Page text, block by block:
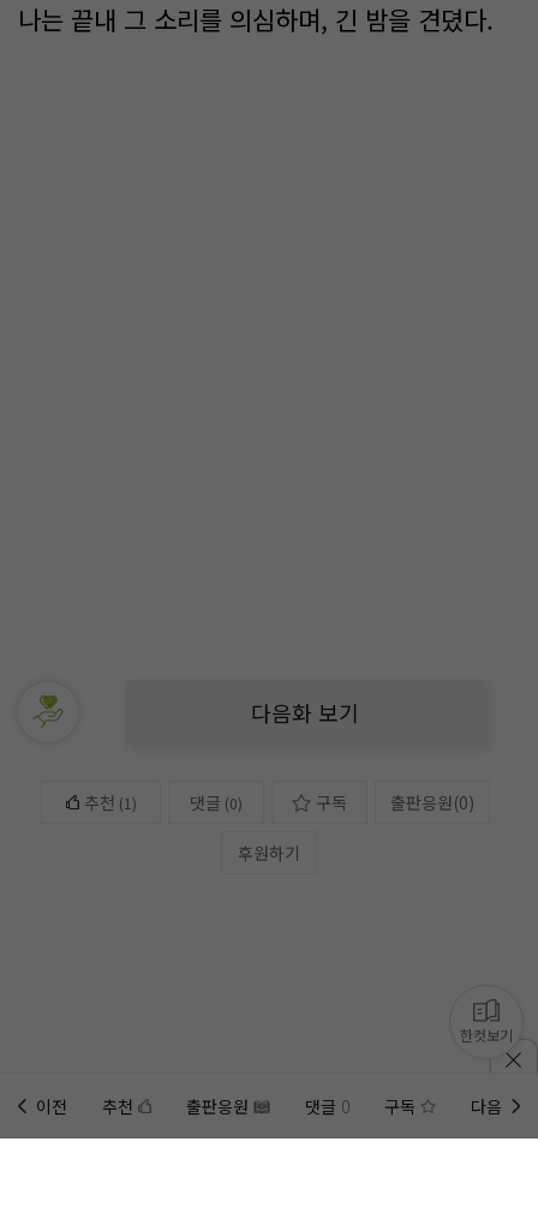
나는 끝내 그 소리를 의심하며, 긴 밤을 견뎠다.
다음화 보기
추천 (1) 댓글 (0) 구독 출판응원(0)
후원하기
이전 추천 출판응원 댓글 0 구독 다음
한컷보기
홈에미노벨 웹추가하기 미노벨 앱설치하기